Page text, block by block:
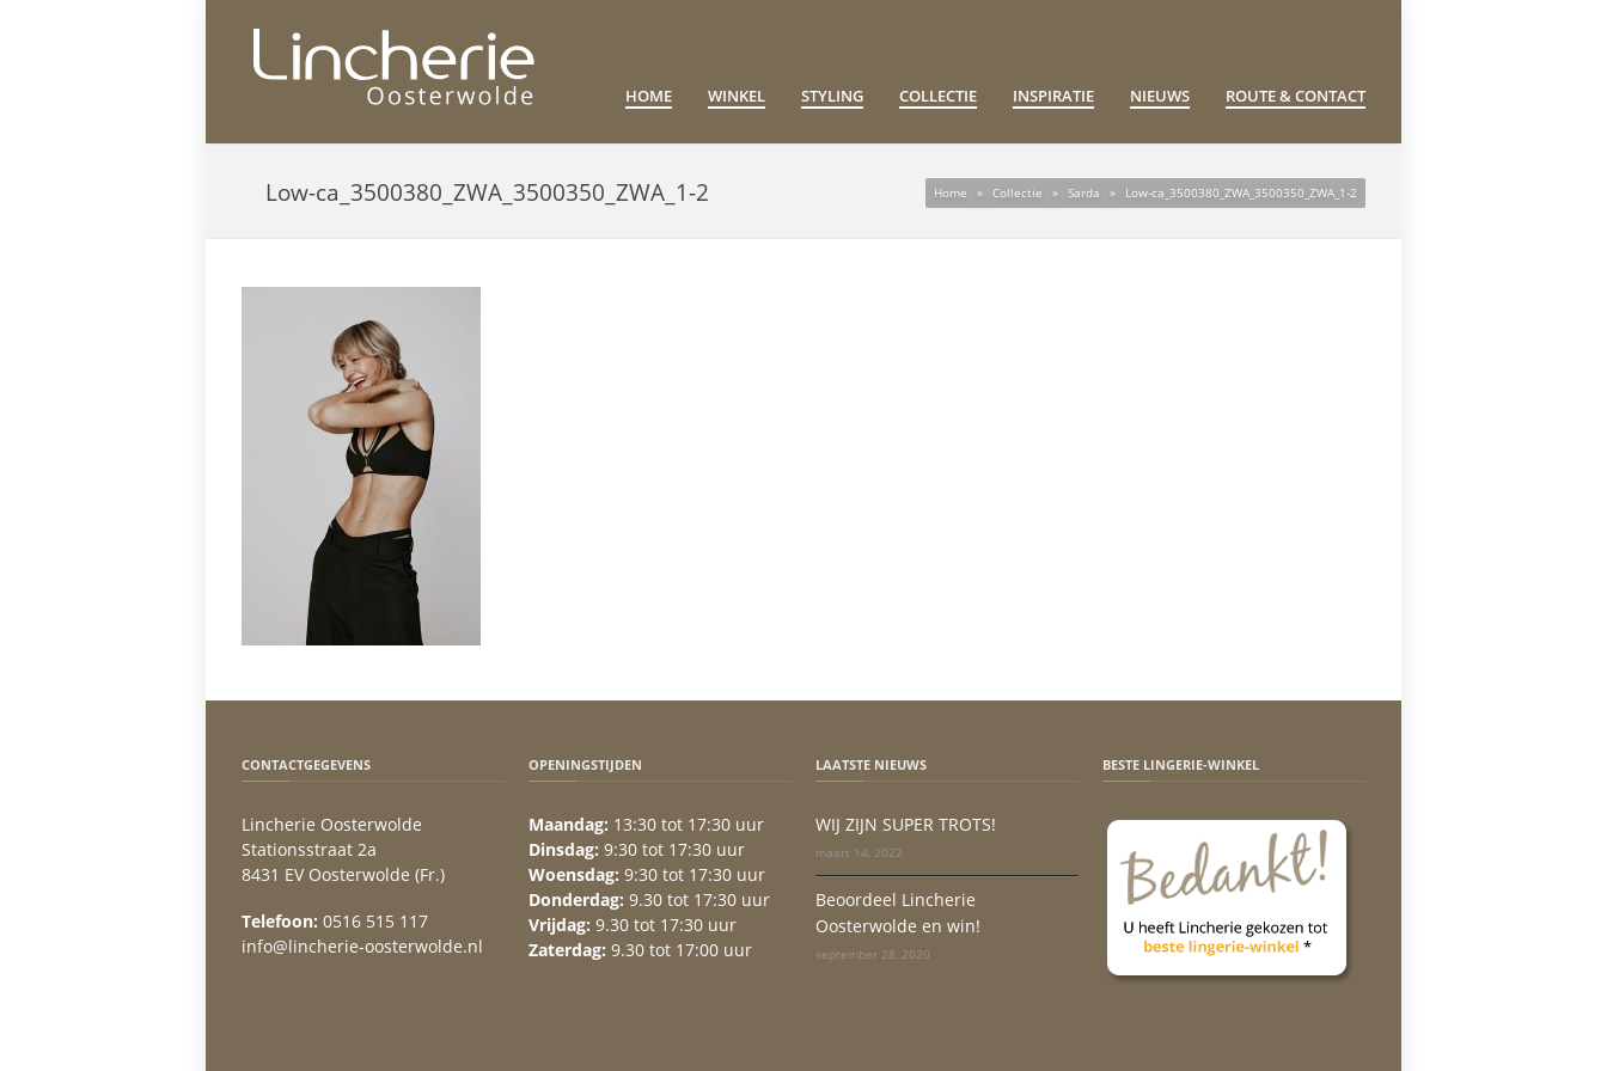
HOME WINKEL STYLING COLLECTIE INSPIRATIE NIEUWS ROUTE & CONTACT
Low-ca_3500380_ZWA_3500350_ZWA_1-2 Home » Collectie » Sarda » Low-ca_3500380_ZWA_3500350_ZWA_1-2
CONTACTGEGEVENS
Lincherie Oosterwolde
Stationsstraat 2a
8431 EV Oosterwolde (Fr.)
Telefoon: 0516 515 117
info@lincherie-oosterwolde.nl
OPENINGSTIJDEN
Maandag: 13:30 tot 17:30 uur
Dinsdag: 9:30 tot 17:30 uur
Woensdag: 9:30 tot 17:30 uur
Donderdag: 9.30 tot 17:30 uur
Vrijdag: 9.30 tot 17:30 uur
Zaterdag: 9.30 tot 17:00 uur
LAATSTE NIEUWS
WIJ ZIJN SUPER TROTS!
maart 14, 2022
Beoordeel Lincherie
Oosterwolde en win!
september 28, 2020
BESTE LINGERIE-WINKEL